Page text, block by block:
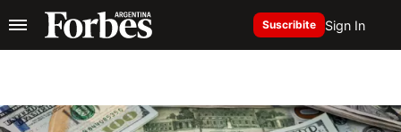
Suscribite Sign In